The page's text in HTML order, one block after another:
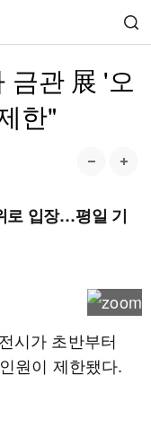
금관 展 '오
한"
로 입장…평일 기
시가 초반부터
원이 제한됐다.